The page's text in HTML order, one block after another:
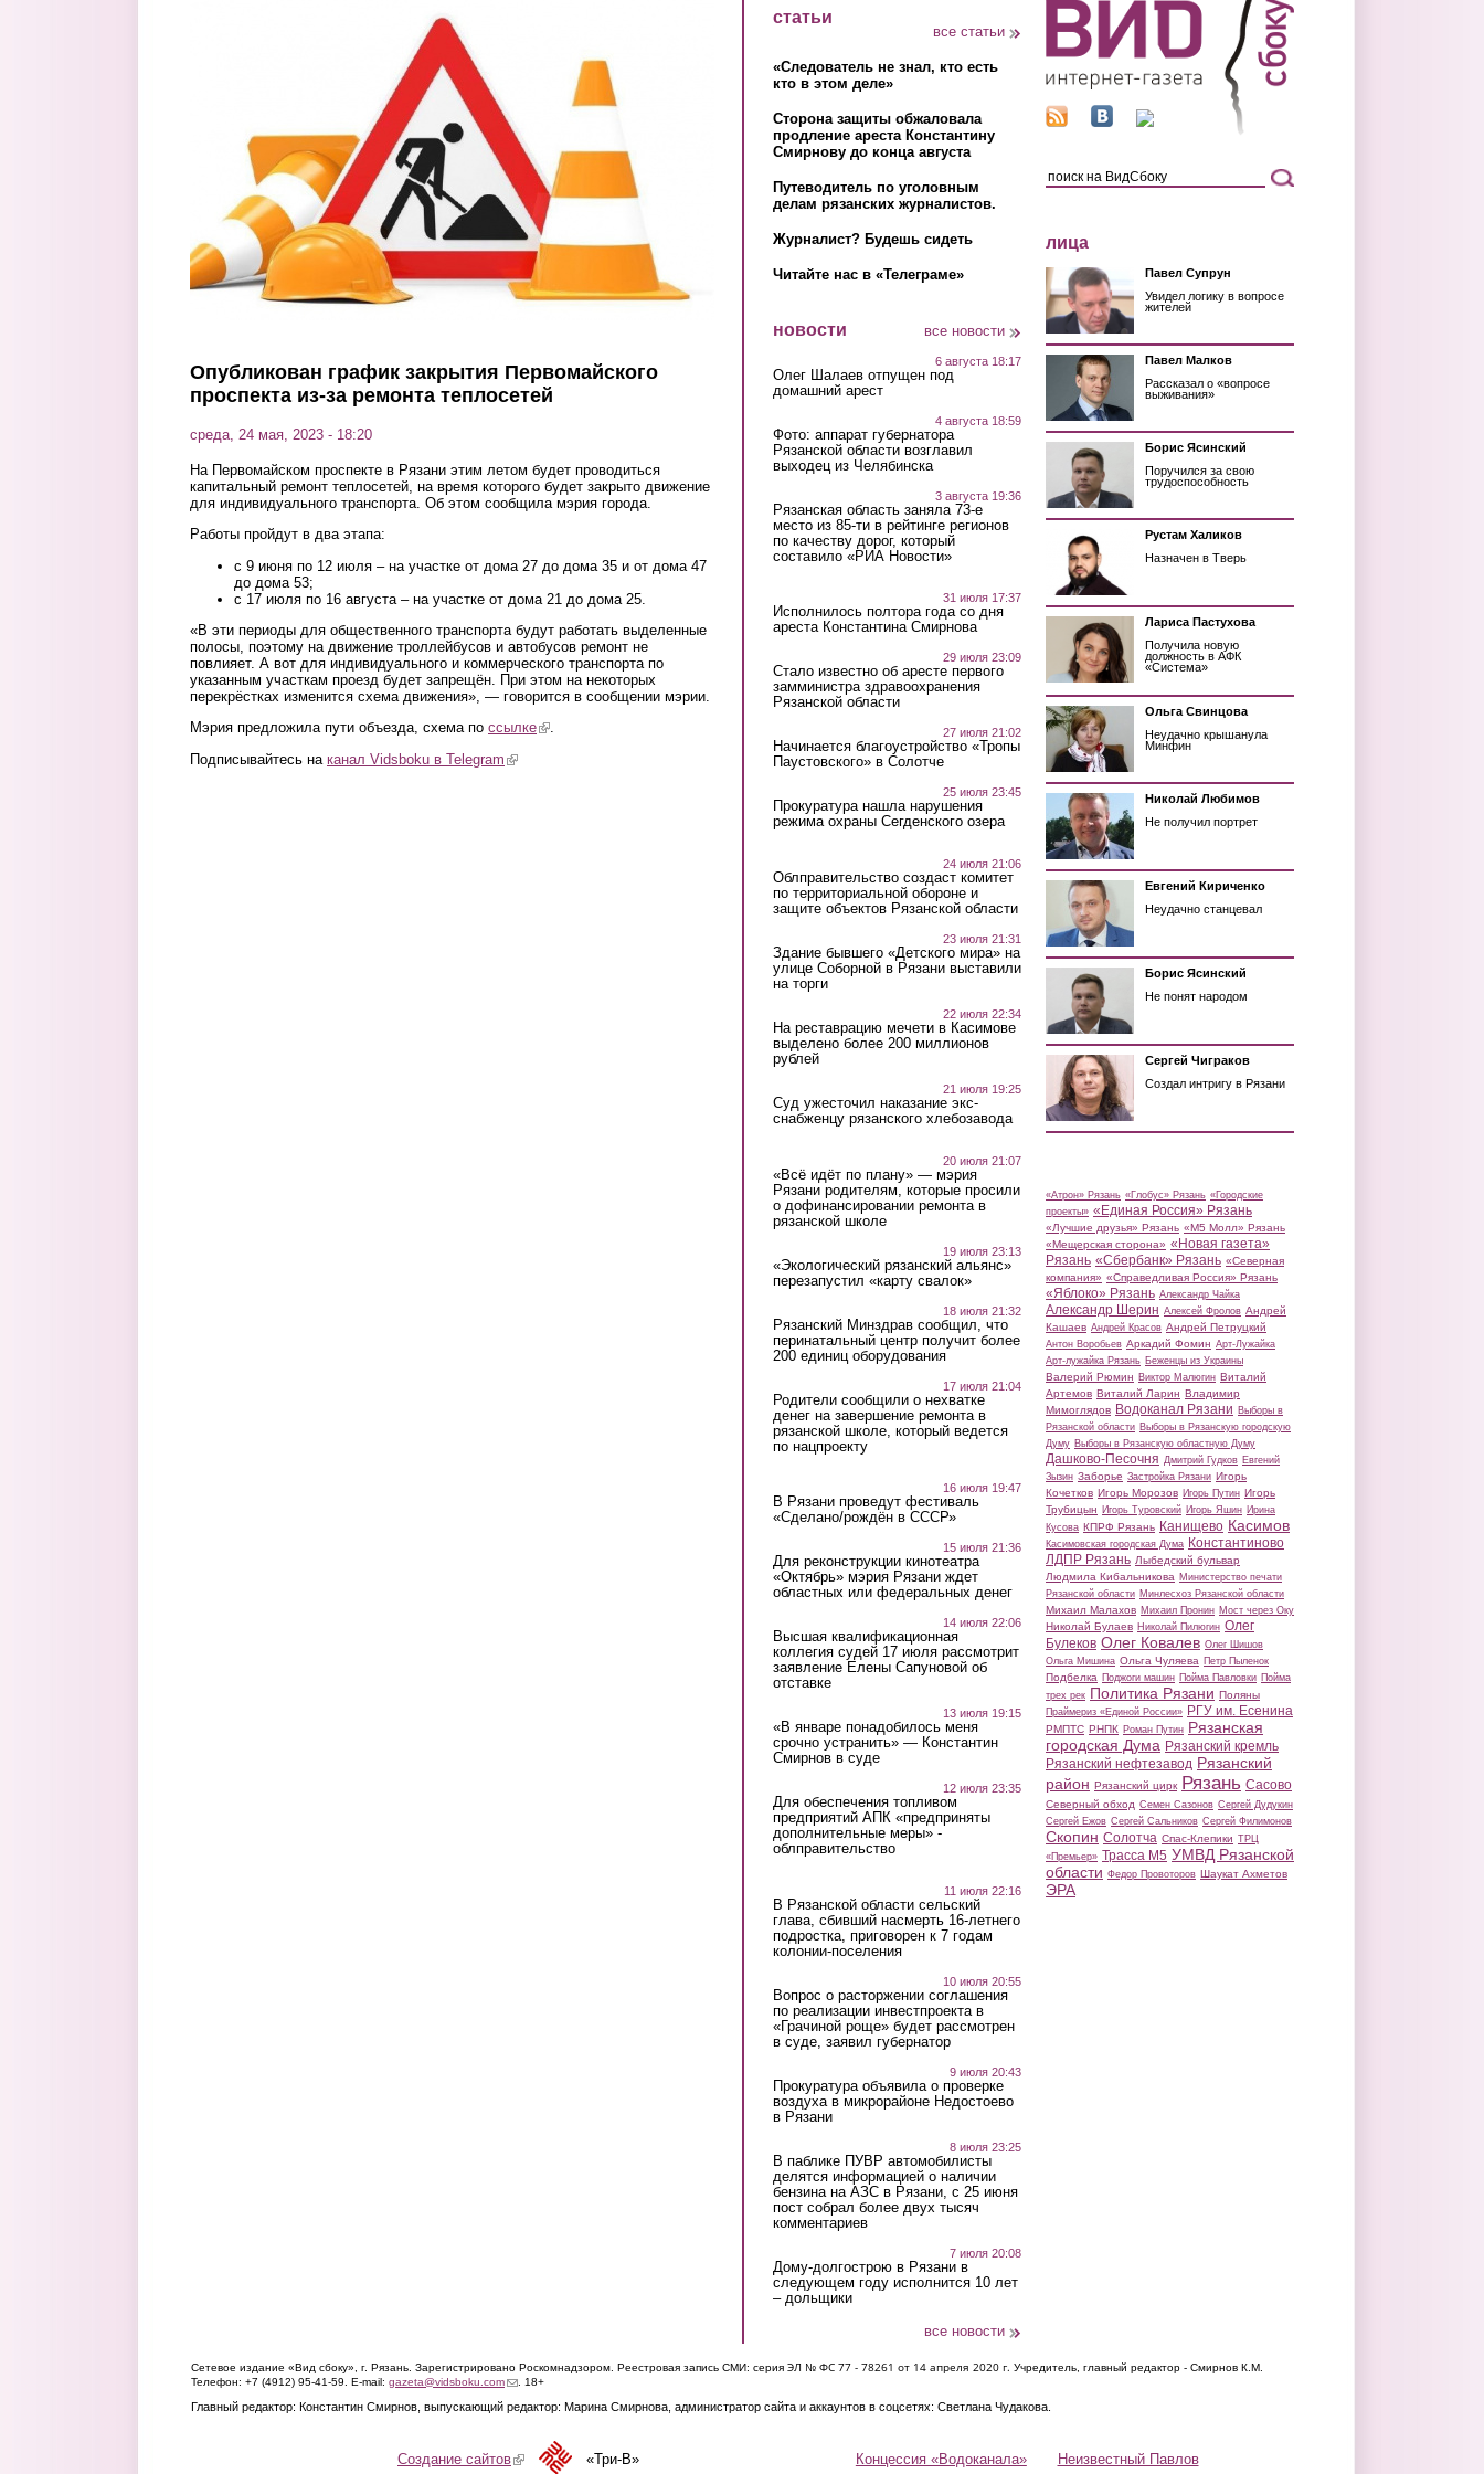
Опубликован график закрытия Первомайского
проспекта из-за ремонта теплосетей
среда, 24 мая, 2023 - 18:20
На Первомайском проспекте в Рязани этим летом будет проводиться
капитальный ремонт теплосетей, на время которого будет закрыто движение
для индивидуального транспорта. Об этом сообщила мэрия города.
Работы пройдут в два этапа:
с 9 июня по 12 июля – на участке от дома 27 до дома 35 и от дома 47
до дома 53;
с 17 июля по 16 августа – на участке от дома 21 до дома 25.
«В эти периоды для общественного транспорта будут работать выделенные
полосы, поэтому на движение троллейбусов и автобусов ремонт не
повлияет. А вот для индивидуального и коммерческого транспорта по
указанным участкам проезд будет запрещён. При этом на некоторых
перекрёстках изменится схема движения», — говорится в сообщении мэрии.
Мэрия предложила пути объезда, схема по ссылке(link is external)
.
Подписывайтесь на канал Vidsboku в Telegram (link is external)
статьи
все статьи
«Следователь не знал, кто есть
кто в этом деле»
Сторона защиты обжаловала
продление ареста Константину
Смирнову до конца августа
Путеводитель по уголовным
делам рязанских журналистов.
Журналист? Будешь сидеть
Читайте нас в «Телеграме»
новости все новости
6 августа 18:17
Олег Шалаев отпущен под
домашний арест
4 августа 18:59
Фото: аппарат губернатора
Рязанской области возглавил
выходец из Челябинска
3 августа 19:36
Рязанская область заняла 73-е
место из 85-ти в рейтинге регионов
по качеству дорог, который
составило «РИА Новости»
31 июля 17:37
Исполнилось полтора года со дня
ареста Константина Смирнова
29 июля 23:09
Стало известно об аресте первого
замминистра здравоохранения
Рязанской области
27 июля 21:02
Начинается благоустройство «Тропы
Паустовского» в Солотче
25 июля 23:45
Прокуратура нашла нарушения
режима охраны Сегденского озера
24 июля 21:06
Облправительство создаст комитет
по территориальной обороне и
защите объектов Рязанской области
23 июля 21:31
Здание бывшего «Детского мира» на
улице Соборной в Рязани выставили
на торги
22 июля 22:34
На реставрацию мечети в Касимове
выделено более 200 миллионов
рублей
21 июля 19:25
Суд ужесточил наказание экс-
снабженцу рязанского хлебозавода
20 июля 21:07
«Всё идёт по плану» — мэрия
Рязани родителям, которые просили
о дофинансировании ремонта в
рязанской школе
19 июля 23:13
«Экологический рязанский альянс»
перезапустил «карту свалок»
18 июля 21:32
Рязанский Минздрав сообщил, что
перинатальный центр получит более
200 единиц оборудования
17 июля 21:04
Родители сообщили о нехватке
денег на завершение ремонта в
рязанской школе, который ведется
по нацпроекту
16 июля 19:47
В Рязани проведут фестиваль
«Сделано/рождён в СССР»
15 июля 21:36
Для реконструкции кинотеатра
«Октябрь» мэрия Рязани ждет
областных или федеральных денег
14 июля 22:06
Высшая квалификационная
коллегия судей 17 июля рассмотрит
заявление Елены Сапуновой об
отставке
13 июля 19:15
«В январе понадобилось меня
срочно устранить» — Константин
Смирнов в суде
12 июля 23:35
Для обеспечения топливом
предприятий АПК «предприняты
дополнительные меры» -
облправительство
11 июля 22:16
В Рязанской области сельский
глава, сбивший насмерть 16-летнего
подростка, приговорен к 7 годам
колонии-поселения
10 июля 20:55
Вопрос о расторжении соглашения
по реализации инвестпроекта в
«Грачиной роще» будет рассмотрен
в суде, заявил губернатор
9 июля 20:43
Прокуратура объявила о проверке
воздуха в микрорайоне Недостоево
в Рязани
8 июля 23:25
В паблике ПУВР автомобилисты
делятся информацией о наличии
бензина на АЗС в Рязани, с 25 июня
пост собрал более двух тысяч
комментариев
7 июля 20:08
Дому-долгострою в Рязани в
следующем году исполнится 10 лет
– дольщики
все новости
лица
Павел Супрун
Увидел логику в вопросе
жителей
Павел Малков
Рассказал о «вопросе
выживания»
Борис Ясинский
Поручился за свою
трудоспособность
Рустам Халиков
Назначен в Тверь
Лариса Пастухова
Получила новую
должность в АФК
«Система»
Ольга Свинцова
Неудачно крышанула
Минфин
Николай Любимов
Не получил портрет
Евгений Кириченко
Неудачно станцевал
Борис Ясинский
Не понят народом
Сергей Чиграков
Создал интригу в Рязани
«Атрон» Рязань «Глобус» Рязань «Городские
проекты» «Единая Россия» Рязань
«Лучшие друзья» Рязань «М5 Молл» Рязань
«Мещерская сторона» «Новая газета»
Рязань «Сбербанк» Рязань «Северная
компания» «Справедливая Россия» Рязань
«Яблоко» Рязань Александр Чайка
Александр Шерин Алексей Фролов Андрей
Кашаев Андрей Красов Андрей Петруцкий
Антон Воробьев Аркадий Фомин Арт-Лужайка
Арт-лужайка Рязань Беженцы из Украины
Валерий Рюмин Виктор Малюгин Виталий
Артемов Виталий Ларин Владимир
Мимоглядов Водоканал Рязани Выборы в
Рязанской области Выборы в Рязанскую городскую
Думу Выборы в Рязанскую областную Думу
Дашково-Песочня Дмитрий Гудков Евгений
Зызин Заборье Застройка Рязани Игорь
Кочетков Игорь Морозов Игорь Путин Игорь
Трубицын Игорь Туровский Игорь Яшин Ирина
Кусова КПРФ Рязань Канищево Касимов
Касимовская городская Дума Константиново
ЛДПР Рязань Лыбедский бульвар
Людмила Кибальникова Министерство печати
Рязанской области Минлесхоз Рязанской области
Михаил Малахов Михаил Пронин Мост через Оку
Николай Булаев Николай Пилюгин Олег
Булеков Олег Ковалев Олег Шишов
Ольга Мишина Ольга Чуляева Петр Пыленок
Подбелка Поджоги машин Пойма Павловки Пойма
трех рек Политика Рязани Поляны
Праймериз «Единой России» РГУ им. Есенина
РМПТС РНПК Роман Путин Рязанская
городская Дума Рязанский кремль
Рязанский нефтезавод Рязанский
район Рязанский цирк Рязань Сасово
Северный обход Семен Сазонов Сергей Дудукин
Сергей Ежов Сергей Сальников Сергей Филимонов
Скопин Солотча Спас-Клепики ТРЦ
«Премьер» Трасса М5 УМВД Рязанской
области Федор Провоторов Шаукат Ахметов
ЭРА
Сетевое издание «Вид сбоку», г. Рязань. Зарегистрировано Роскомнадзором. Реестровая запись СМИ: серия ЭЛ № ФС 77 - 78261 от 14 апреля 2020 г. Учредитель, главный редактор - Смирнов К.М.
Телефон: +7 (4912) 95-41-59. E-mail: gazeta@vidsboku.com(link sends e-mail)
. 18+
Главный редактор: Константин Смирнов, выпускающий редактор: Марина Смирнова, администратор сайта и аккаунтов в соцсетях: Светлана Чудакова.
Концессия «Водоканала» Неизвестный Павлов
Создание сайтов(link is external)«Три-В»